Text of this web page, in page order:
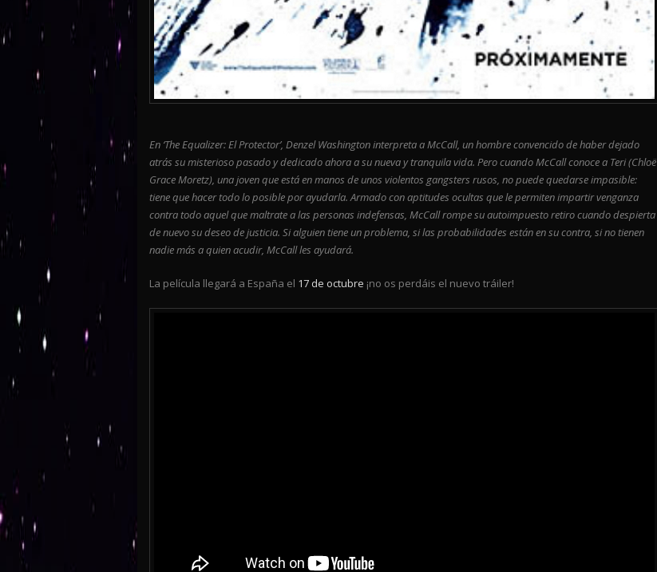
En ‘The Equalizer: El Protector’, Denzel Washington interpreta a McCall, un hombre convencido de haber dejado
atrás su misterioso pasado y dedicado ahora a su nueva y tranquila vida. Pero cuando McCall conoce a Teri (Chloë
Grace Moretz), una joven que está en manos de unos violentos gangsters rusos, no puede quedarse impasible:
tiene que hacer todo lo posible por ayudarla. Armado con aptitudes ocultas que le permiten impartir venganza
contra todo aquel que maltrate a las personas indefensas, McCall rompe su autoimpuesto retiro cuando despierta
de nuevo su deseo de justicia. Si alguien tiene un problema, si las probabilidades están en su contra, si no tienen
nadie más a quien acudir, McCall les ayudará.
La película llegará a España el 17 de octubre ¡no os perdáis el nuevo tráiler!